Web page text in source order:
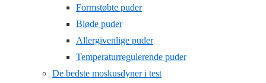
Formstøbte puder
Bløde puder
Allergivenlige puder
Temperaturregulerende puder
De bedste moskusdyner i test